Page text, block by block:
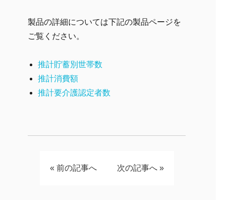
製品の詳細については下記の製品ページを
ご覧ください。
推計貯蓄別世帯数
推計消費額
推計要介護認定者数
« 前の記事へ 次の記事へ»